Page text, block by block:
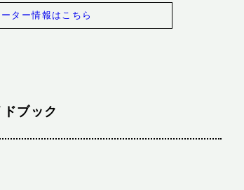
ター情報はこちら
ブック